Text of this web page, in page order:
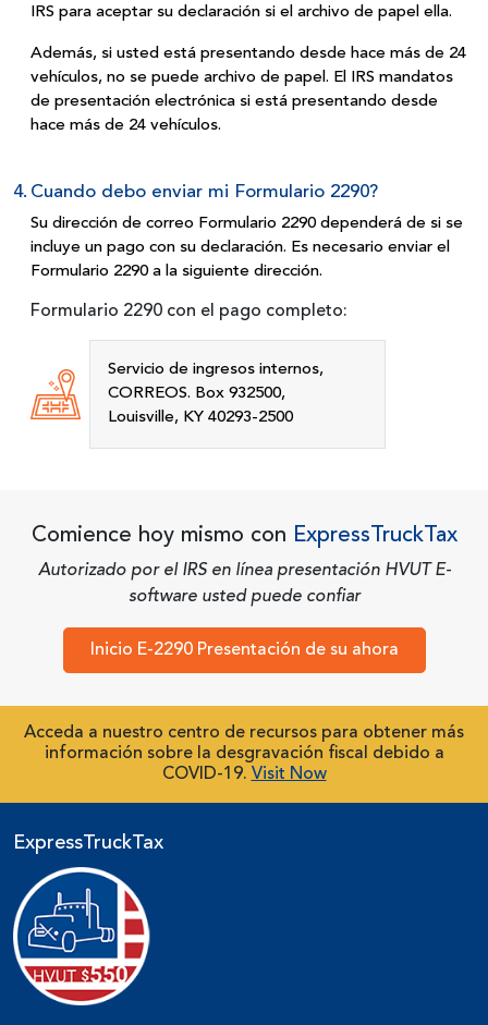
IRS para aceptar su declaración si el archivo de papel ella.
Además, si usted está presentando desde hace más de 24
vehículos, no se puede archivo de papel. El IRS mandatos
de presentación electrónica si está presentando desde
hace más de 24 vehículos.
4. Cuando debo enviar mi Formulario 2290?
Su dirección de correo Formulario 2290 dependerá de si se
incluye un pago con su declaración. Es necesario enviar el
Formulario 2290 a la siguiente dirección.
Formulario 2290 con el pago completo:
Servicio de ingresos internos,
CORREOS. Box 932500,
Louisville, KY 40293-2500
Comience hoy mismo con ExpressTruckTax
Autorizado por el IRS en línea presentación HVUT E-
software usted puede confiar
Inicio E-2290 Presentación de su ahora
Acceda a nuestro centro de recursos para obtener más
información sobre la desgravación fiscal debido a
COVID-19. Visit Now
ExpressTruckTax